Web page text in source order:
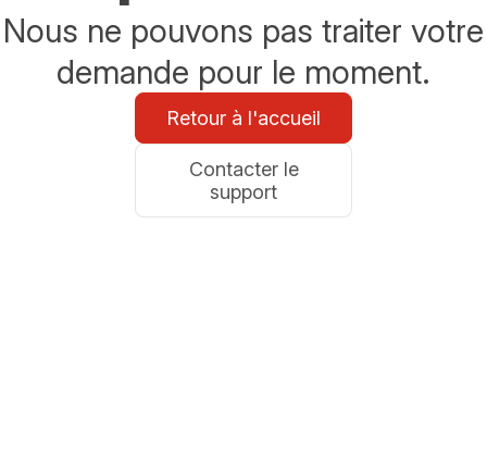
Nous ne pouvons pas traiter votre
demande pour le moment.
Retour à l'accueil
Contacter le
support